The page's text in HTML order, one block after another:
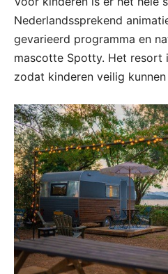
Nederlandssprekend
gevarieerd programma en
mascotte Spotty. Het resort
zodat kinderen veilig kunnen